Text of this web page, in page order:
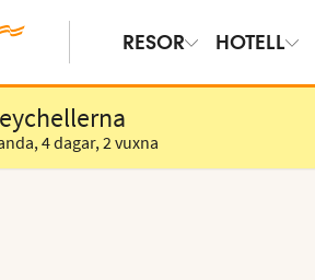
RESOR HOTELL
,4 dagar,2 vuxna